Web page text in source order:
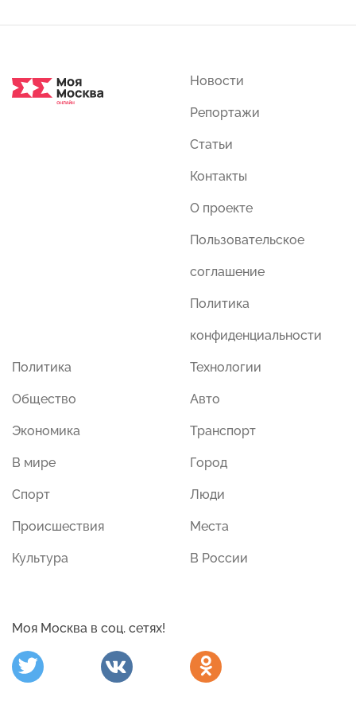
Новости
Репортажи
Статьи
Контакты
О проекте
Пользовательское
соглашение
Политика
конфиденциальности
Политика
Общество
Экономика
В мире
Спорт
Происшествия
Культура
Технологии
Авто
Транспорт
Город
Люди
Места
В России
Моя Москва в соц. сетях!